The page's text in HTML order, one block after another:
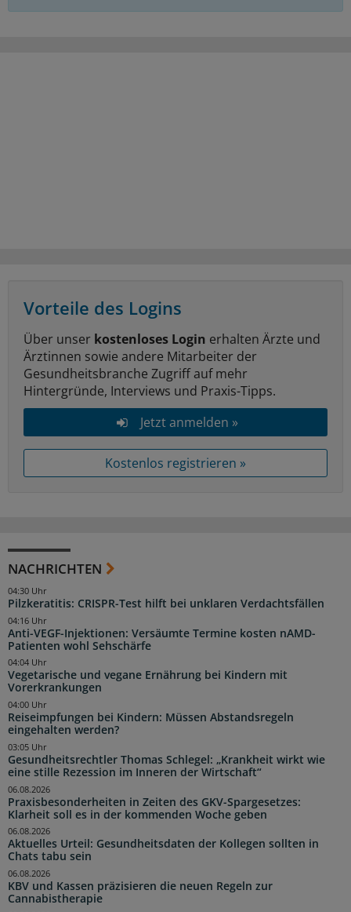
Vorteile des Logins
Über unser kostenloses Login erhalten Ärzte und
Ärztinnen sowie andere Mitarbeiter der
Gesundheitsbranche Zugriff auf mehr
Hintergründe, Interviews und Praxis-Tipps.
Jetzt anmelden »
Kostenlos registrieren »
NACHRICHTEN
Pilzkeratitis: CRISPR-Test hilft bei unklaren Verdachtsfällen
04:30 Uhr
Anti-VEGF-Injektionen: Versäumte Termine kosten nAMD-
Patienten wohl Sehschärfe
04:16 Uhr
Vegetarische und vegane Ernährung bei Kindern mit
Vorerkrankungen
04:04 Uhr
Reiseimpfungen bei Kindern: Müssen Abstandsregeln
eingehalten werden?
04:00 Uhr
Gesundheitsrechtler Thomas Schlegel: „Krankheit wirkt wie
eine stille Rezession im Inneren der Wirtschaft“
03:05 Uhr
Praxisbesonderheiten in Zeiten des GKV-Spargesetzes:
Klarheit soll es in der kommenden Woche geben
06.08.2026
Aktuelles Urteil: Gesundheitsdaten der Kollegen sollten in
Chats tabu sein
06.08.2026
KBV und Kassen präzisieren die neuen Regeln zur
Cannabistherapie
06.08.2026